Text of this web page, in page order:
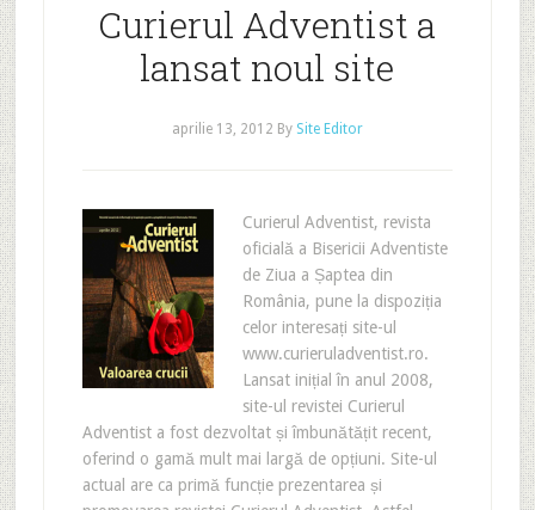
Curierul Adventist a
lansat noul site
aprilie 13, 2012 By Site Editor
Curierul Adventist, revista
oficială a Bisericii Adventiste
de Ziua a Șaptea din
România, pune la dispoziția
celor interesați site-ul
www.curieruladventist.ro.
Lansat inițial în anul 2008,
site-ul revistei Curierul
Adventist a fost dezvoltat și îmbunătățit recent,
oferind o gamă mult mai largă de opțiuni. Site-ul
actual are ca primă funcție prezentarea și